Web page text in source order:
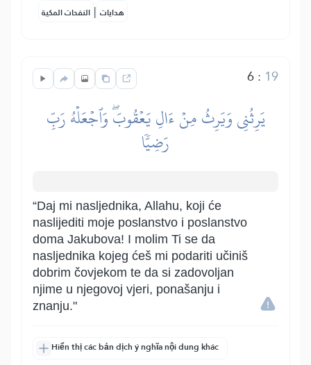
النفحات المكية | هدايات
6: 19
يَرِثُنِي وَيَرِثُ مِنۡ ءَالِ يَعۡقُوبَۖ وَٱجۡعَلۡهُ رَبِّ
رَضِيّٗا
“Daj mi nasljednika, Allahu, koji će
naslijediti moje poslanstvo i poslanstvo
doma Jakubova! I molim Ti se da
nasljednika kojeg ćeš mi podariti učiniš
dobrim čovjekom te da si zadovoljan
njime u njegovoj vjeri, ponašanju i
znanju."
Hiển thị các bản dịch ý nghĩa nội dung khác